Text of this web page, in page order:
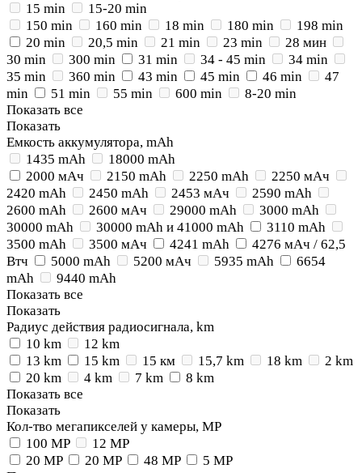
15 min
15-20 min
150 min
160 min 18 min 180 min
198 min
20 min
20,5 min 21 min 23 min
28 мин
30 min
300 min 31 min 34 - 45 min
34 min
35 min
360 min 43 min 45 min 46 min
47
min
51 min 55 min 600 min
8-20 min
Показать все
Показать
Емкость аккумулятора, mAh
1435 mAh
18000 mAh
2000 мАч
2150 mAh 2250 mAh
2250 мАч
2420 mAh
2450 mAh 2453 мАч
2590 mAh
2600 mAh
2600 мАч 29000 mAh
3000 mAh
30000 mAh
30000 mAh и 41000 mAh
3110 mAh
3500 mAh
3500 мАч 4241 mAh
4276 мАч / 62,5
Втч
5000 mAh 5200 мАч 5935 mAh
6654
mAh
9440 mAh
Показать все
Показать
Радиус действия радиосигнала, km
10 km
12 km
13 km
15 km 15 км 15,7 km 18 km
2 km
20 km
4 km 7 km
8 km
Показать все
Показать
Кол-тво мегапикселей у камеры, MP
100 MP
12 MP
20 MP
20 MP 48 MP
5 MP